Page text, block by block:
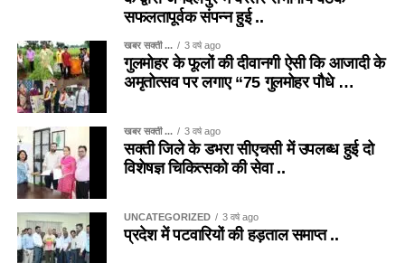
सफलतापूर्वक संपन्न हुई ..
खबर सक्ती ... 3 वर्ष ago
गुलमोहर के फूलों की दीवानगी ऐसी कि आजादी के
अमृतोत्सव पर लगाए “75 गुलमोहर पौधे …
खबर सक्ती ... 3 वर्ष ago
सक्ती जिले के डभरा सीएचसी में उपलब्ध हुई दो
विशेषज्ञ चिकित्सको की सेवा ..
UNCATEGORIZED 3 वर्ष ago
प्रदेश में पटवारियों की हड़ताल समाप्त ..